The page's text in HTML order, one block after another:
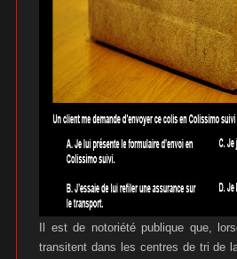
Il est de notoriété publique que,
transitent dans les centres de tri de